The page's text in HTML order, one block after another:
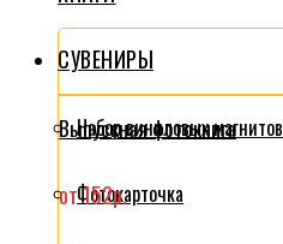
Выпускная фотокнига
от 152р.
СУВЕНИРЫ
Набор виниловых магнитов
Фотокарточка